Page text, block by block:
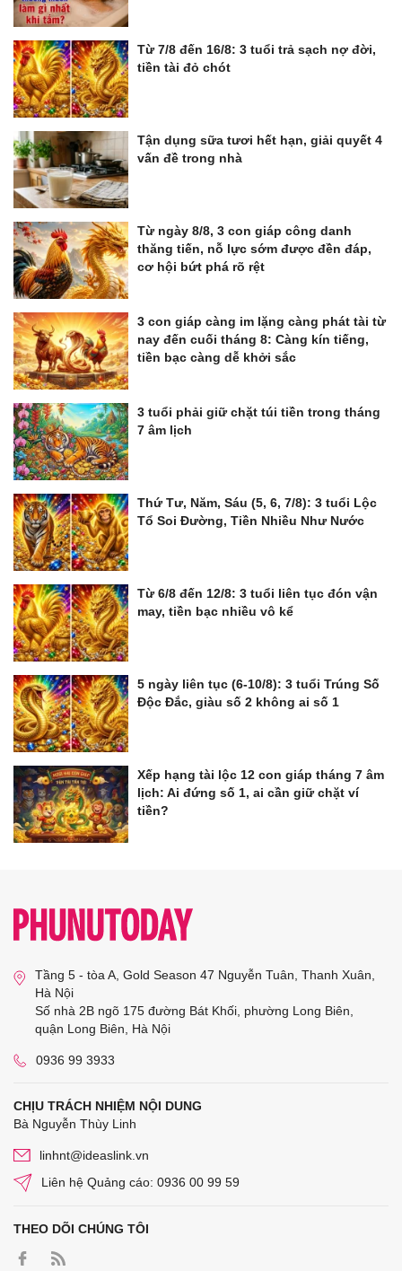
Từ 7/8 đến 16/8: 3 tuổi trả sạch nợ đời,
tiền tài đỏ chót
Tận dụng sữa tươi hết hạn, giải quyết 4
vấn đề trong nhà
Từ ngày 8/8, 3 con giáp công danh
thăng tiến, nỗ lực sớm được đền đáp,
cơ hội bứt phá rõ rệt
3 con giáp càng im lặng càng phát tài từ
nay đến cuối tháng 8: Càng kín tiếng,
tiền bạc càng dễ khởi sắc
3 tuổi phải giữ chặt túi tiền trong tháng
7 âm lịch
Thứ Tư, Năm, Sáu (5, 6, 7/8): 3 tuổi Lộc
Tổ Soi Đường, Tiền Nhiều Như Nước
Từ 6/8 đến 12/8: 3 tuổi liên tục đón vận
may, tiền bạc nhiều vô kể
5 ngày liên tục (6-10/8): 3 tuổi Trúng Số
Độc Đắc, giàu số 2 không ai số 1
Xếp hạng tài lộc 12 con giáp tháng 7 âm
lịch: Ai đứng số 1, ai cần giữ chặt ví
tiền?
Tầng 5 - tòa A, Gold Season 47 Nguyễn Tuân, Thanh Xuân,
Hà Nội
Số nhà 2B ngõ 175 đường Bát Khối, phường Long Biên,
quận Long Biên, Hà Nội
0936 99 3933
CHỊU TRÁCH NHIỆM NỘI DUNG
Bà Nguyễn Thùy Linh
linhnt@ideaslink.vn
Liên hệ Quảng cáo: 0936 00 99 59
THEO DÕI CHÚNG TÔI